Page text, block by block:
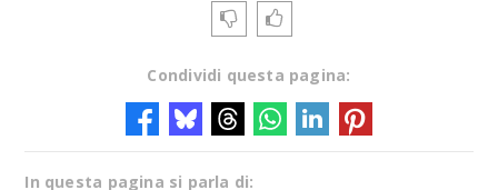
Condividi questa pagina:
In questa pagina si parla di: